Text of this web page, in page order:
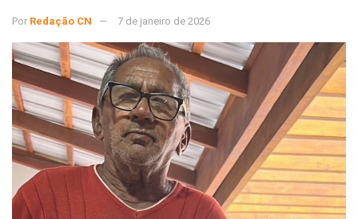
Por Redação CN 7 de janeiro de 2026